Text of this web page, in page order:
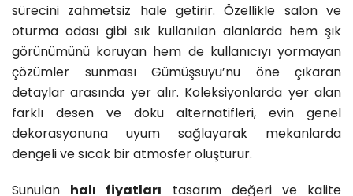
sürecini zahmetsiz hale getirir. Özellikle salon ve
oturma odası gibi sık kullanılan alanlarda hem şık
görünümünü koruyan hem de kullanıcıyı yormayan
çözümler sunması Gümüşsuyu’nu öne çıkaran
detaylar arasında yer alır. Koleksiyonlarda yer alan
farklı desen ve doku alternatifleri, evin genel
dekorasyonuna uyum sağlayarak mekanlarda
dengeli ve sıcak bir atmosfer oluşturur.
Sunulan halı fiyatları tasarım değeri ve kalite